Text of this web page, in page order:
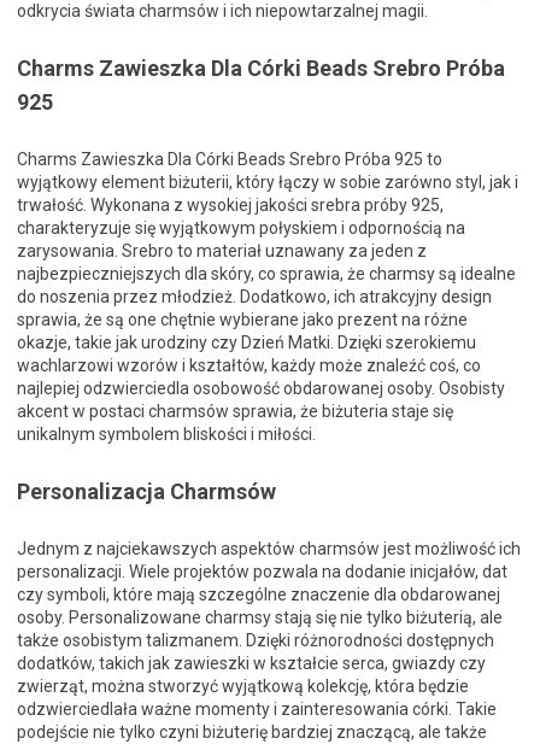
odkrycia świata charmsów i ich niepowtarzalnej magii.
Charms Zawieszka Dla Córki Beads Srebro Próba
925
Charms Zawieszka Dla Córki Beads Srebro Próba 925 to
wyjątkowy element biżuterii, który łączy w sobie zarówno styl, jak i
trwałość. Wykonana z wysokiej jakości srebra próby 925,
charakteryzuje się wyjątkowym połyskiem i odpornością na
zarysowania. Srebro to materiał uznawany za jeden z
najbezpieczniejszych dla skóry, co sprawia, że charmsy są idealne
do noszenia przez młodzież. Dodatkowo, ich atrakcyjny design
sprawia, że są one chętnie wybierane jako prezent na różne
okazje, takie jak urodziny czy Dzień Matki. Dzięki szerokiemu
wachlarzowi wzorów i kształtów, każdy może znaleźć coś, co
najlepiej odzwierciedla osobowość obdarowanej osoby. Osobisty
akcent w postaci charmsów sprawia, że biżuteria staje się
unikalnym symbolem bliskości i miłości.
Personalizacja Charmsów
Jednym z najciekawszych aspektów charmsów jest możliwość ich
personalizacji. Wiele projektów pozwala na dodanie inicjałów, dat
czy symboli, które mają szczególne znaczenie dla obdarowanej
osoby. Personalizowane charmsy stają się nie tylko biżuterią, ale
także osobistym talizmanem. Dzięki różnorodności dostępnych
dodatków, takich jak zawieszki w kształcie serca, gwiazdy czy
zwierząt, można stworzyć wyjątkową kolekcję, która będzie
odzwierciedlała ważne momenty i zainteresowania córki. Takie
podejście nie tylko czyni biżuterię bardziej znaczącą, ale także